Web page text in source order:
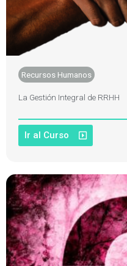
Recursos Humanos
La Gestión Integral de RRHH
Ir al Curso